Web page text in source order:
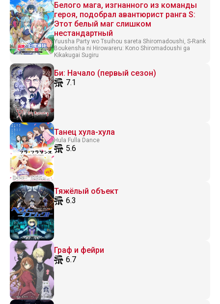
Белого мага, изгнанного из команды
героя, подобрал авантюрист ранга S:
Этот белый маг слишком
нестандартный
Yuusha Party wo Tsuihou sareta Shiromadoushi, S-Rank
Boukensha ni Hirowareru: Kono Shiromadoushi ga
Kikakugai Sugiru
Би: Начало (первый сезон)
7.1
Танец хула-хула
Hula Fulla Dance
5.6
Тяжёлый объект
6.3
Граф и фейри
6.7